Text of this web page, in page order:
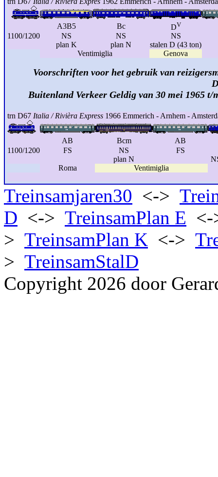
A3B5 Bc DV
1100/1200 NS NS
NS
plan K
plan N
stalen D (43 ton)
Ventimiglia
Genova
Voorschriften voor het gebruik van
Buitenland Verkeer Geldig van 30 mei 1965 t/
trn D67 Italia / Rivièra Express 1966 Emmerich - Arnhem -
AB Bcm
AB
1100/1200
FS NS
FS
plan N
Roma
Ventimiglia
Treinsamjaren30 <->
D <-> TreinsamPlan E
> TreinsamPlan K <->
> TreinsamStalD
Copyright 2026 door